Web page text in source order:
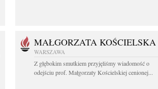
MAŁGORZATA KOŚCIELSKA
WARSZAWA
Z głębokim smutkiem przyjęliśmy wiadomość o
odejściu prof. Małgorzaty Kościelskiej cenionej...